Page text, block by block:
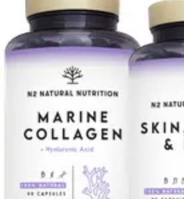
Formación en Español
Consejos y Estrategias
Consejos de Aprendizaje
AprendizajeEducación OnlineAprendizaje de
Formación en Español